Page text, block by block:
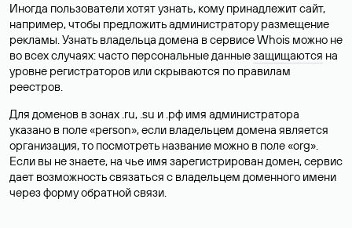
Иногда пользователи хотят узнать, кому принадлежит сайт,
например, чтобы предложить администратору размещение
рекламы. Узнать владельца домена в сервисе Whois можно не
во всех случаях: часто персональные данныезащищаются на
уровне регистраторов или скрываются по правилам
реестров.
Для доменов в зонах .ru, .su и .рф имя администратора
указано в поле «person», если владельцем домена является
организация, то посмотреть название можно в поле «org».
Если вы не знаете, на чье имя зарегистрирован домен, сервис
дает возможность связаться с владельцем доменного имени
через форму обратной связи.